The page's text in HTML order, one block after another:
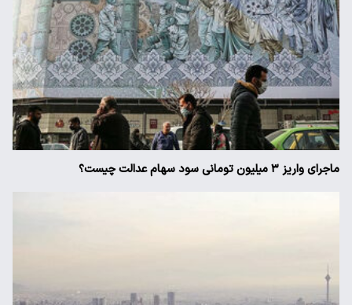
ماجرای واریز ۳ میلیون تومانی سود سهام عدالت چیست؟